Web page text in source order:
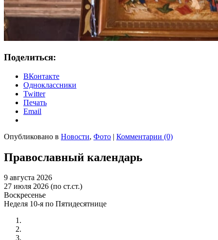
Поделиться:
ВКонтакте
Одноклассники
Twitter
Печать
Email
Опубликовано в Новости, Фото | Комментарии (0)
Православный календарь
9 августа 2026
27 июля 2026 (по ст.ст.)
Воскресенье
Неделя 10-я по Пятидесятнице